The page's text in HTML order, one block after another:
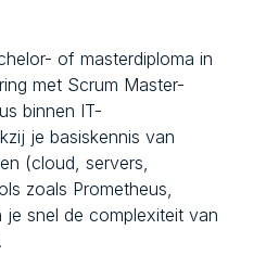
of masterdiploma in
met Scrum Master-
binnen IT-
je basiskennis van
(cloud, servers,
zoals Prometheus,
snel de complexiteit van